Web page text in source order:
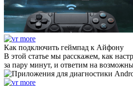
Как подключить геймпад к Айфону
В этой статье мы расскажем, как
за пару минут, и ответим на